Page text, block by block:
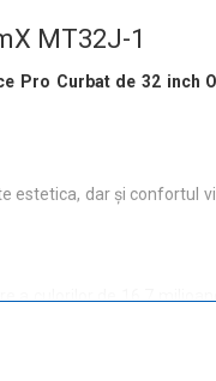
MT32J-1
Pro Curbat de 32 inch
estetica, dar și confortul